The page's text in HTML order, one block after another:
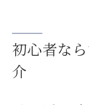
初心者な
介